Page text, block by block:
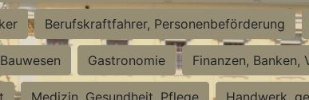
Berufskraftfahrer, Personenbeförderung
Gastronomie Finanzen, Banken,
Medizin, Gesundheit, Pflege Handwerk,